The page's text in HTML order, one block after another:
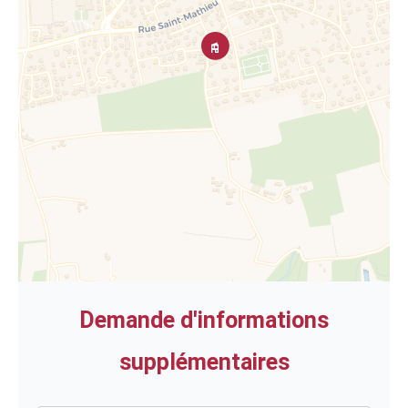
Demande d'informations
supplémentaires